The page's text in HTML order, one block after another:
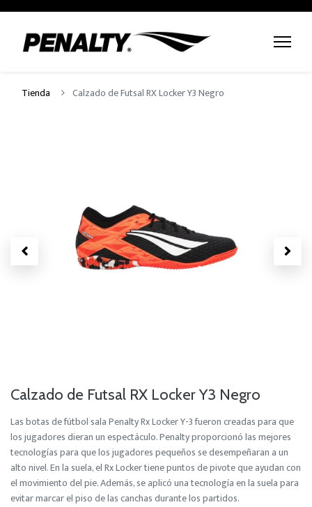
Tienda Calzado de Futsal RX Locker Y3 Negro
Calzado de Futsal RX Locker Y3 Negro
Las botas de fútbol sala Penalty Rx Locker Y-3 fueron creadas para que
los jugadores dieran un espectáculo. Penalty proporcionó las mejores
tecnologías para que los jugadores pequeños se desempeñaran a un
alto nivel. En la suela, el Rx Locker tiene puntos de pivote que ayudan con
el movimiento del pie. Además, se aplicó una tecnología en la suela para
evitar marcar el piso de las canchas durante los partidos.